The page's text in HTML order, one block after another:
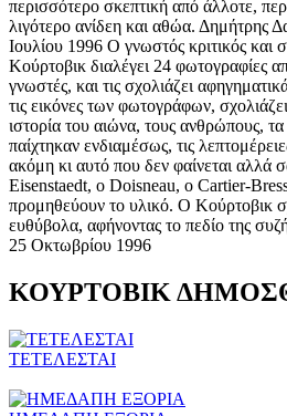
περισσότερο σκεπτική από άλλοτε,
λιγότερο ανίδεη και αθώα. Δημήτρης
Ιουλίου 1996 Ο γνωστός κριτικός και
Κούρτοβικ διαλέγει 24 φωτογραφίες
γνωστές, και τις σχολιάζει
τις εικόνες των φωτογράφων,
ιστορία του αιώνα, τους ανθρώπους,
παίχτηκαν ενδιαμέσως, τις
ακόμη κι αυτό που δεν φαίνεται αλλά
Eisenstaedt, ο Doisneau, ο Cartier-
προμηθεύουν το υλικό. Ο Κούρτοβικ
ευθύβολα, αφήνοντας το πεδίο της
25 Οκτωβρίου 1996
ΚΟΥΡΤΟΒΙΚ
ΤΕΤΕΛΕΣΤΑΙ